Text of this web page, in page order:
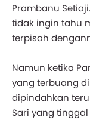
Prambanu
tidak ingin tahu
terpisah
Namun ketika
yang terbuang
dipindahkan
Sari yang